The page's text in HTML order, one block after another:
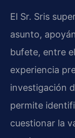
El Sr. Sris
asunto,
bufete, entre
experiencia
investigación
permite
cuestionar la